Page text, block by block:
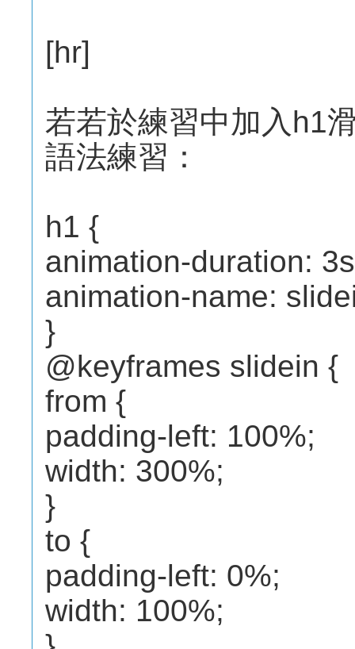
[hr]
若若於練習中加入h1
語法練習：
h1 {
animation-duration:
animation-name:
}
@keyframes slidein {
from {
padding-left: 100%;
width: 300%;
}
to {
padding-left: 0%;
width: 100%;